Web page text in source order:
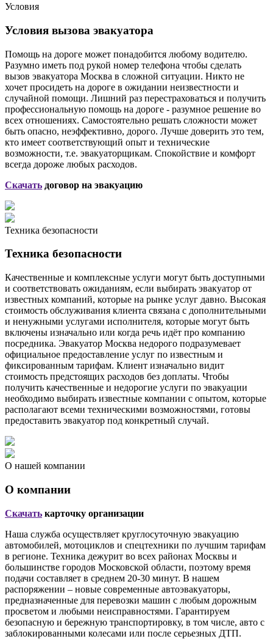
Условия
Условия вызова эвакуатора
Помощь на дороге может понадобится любому водителю.
Разумно иметь под рукой номер телефона чтобы сделать
вызов эвакуатора Москва в сложной ситуации. Никто не
хочет просидеть на дороге в ожидании неизвестности и
случайной помощи. Лишний раз перестраховаться и получить
профессиональную помощь на дороге - разумное решение во
всех отношениях. Самостоятельно решать сложности может
быть опасно, неэффективно, дорого. Лучше доверить это тем,
кто имеет соответствующий опыт и технические
возможности, т.е. эвакуаторщикам. Спокойствие и комфорт
всегда дороже любых расходов.
Скачать договор на эвакуацию
Техника безопасности
Техника безопасности
Качественные и комплексные услуги могут быть доступными
и соответствовать ожиданиям, если выбирать эвакуатор от
известных компаний, которые на рынке услуг давно. Высокая
стоимость обслуживания клиента связана с дополнительными
и ненужными услугами исполнителя, которые могут быть
включены изначально или когда речь идёт про компанию
посредника. Эвакуатор Москва недорого подразумевает
официальное предоставление услуг по известным и
фиксированным тарифам. Клиент изначально видит
стоимость предстоящих расходов без доплаты. Чтобы
получить качественные и недорогие услуги по эвакуации
необходимо выбирать известные компании с опытом, которые
располагают всеми техническими возможностями, готовы
предоставить эвакуатор под конкретный случай.
О нашей компании
О компании
Скачать карточку организации
Наша служба осуществляет круглосуточную эвакуацию
автомобилей, мотоциклов и спецтехники по лучшим тарифам
в регионе. Техника дежурит во всех районах Москвы и
большинстве городов Московской области, поэтому время
подачи составляет в среднем 20-30 минут. В нашем
распоряжении – новые современные автоэвакуаторы,
предназначенные для перевозки машин с любым дорожным
просветом и любыми неисправностями. Гарантируем
безопасную и бережную транспортировку, в том числе, авто с
заблокированными колесами или после серьезных ДТП.